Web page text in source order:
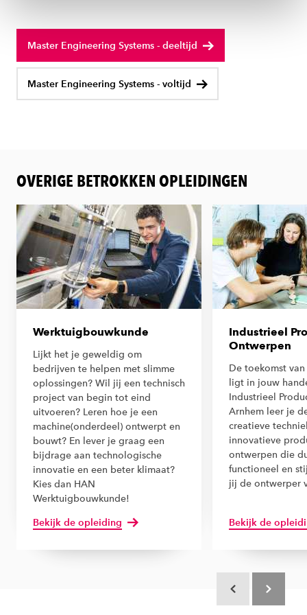
Master Engineering Systems - deeltijd
Master Engineering Systems - voltijd
OVERIGE BETROKKEN OPLEIDINGEN
Werktuigbouwkunde
Lijkt het je geweldig om
bedrijven te helpen met slimme
oplossingen? Wil jij een technisch
project van begin tot eind
uitvoeren? Leren hoe je een
machine(onderdeel) ontwerpt en
bouwt? En lever je graag een
bijdrage aan technologische
innovatie en een beter klimaat?
Kies dan HAN
Werktuigbouwkunde!
Bekijk de opleiding
Industrieel
Ontwerpen
De toekomst
ligt in jouw
Industrieel
Arnhem leer je
creatieve
innovatieve
ontwerpen die
functioneel en
jij de ontwerper
Bekijk de